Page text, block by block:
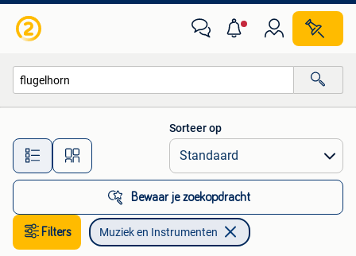
Alle afstanden…
Sorteer op
Bewaar je zoekopdracht
Filters Muziek en Instrumenten